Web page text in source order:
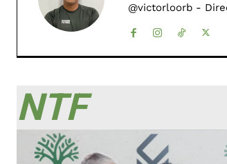
@victorloorb -
NTF